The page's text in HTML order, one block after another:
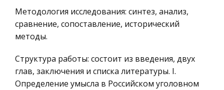
Биология
Экономико-математическое
Российское предпринимательское право
Искусство
развитием науки “генетики“ было вы
Методология исследования: синтез, анализ,
сравнение, сопоставление, исторический
методы.
Структура работы: состоит из введения, двух
глав, заключения и списка литературы. I.
Определение умысла в Российском уголовном